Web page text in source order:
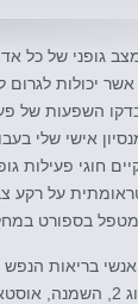
גופני של כל
אשר יכולות
השפעות של
אישי שלי
על רקע
בספורט
בריאות הנפש
למניעת מחלות לב,